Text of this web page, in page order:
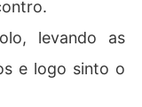
levando as
e logo sinto o